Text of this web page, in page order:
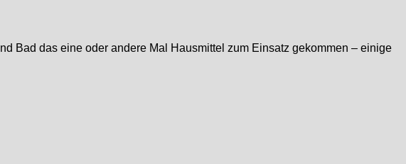
Bad das eine oder andere Mal Hausmittel zum Einsatz gekommen – einige